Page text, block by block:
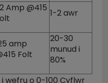
Amp @415 1-2 awr
amp
Folt
20-30
munud i
80%
wefru o 0-100 Cyflwr